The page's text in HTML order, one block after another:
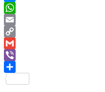
Messenger
WhatsApp
Email
Copy
Link
Gmail
Viber